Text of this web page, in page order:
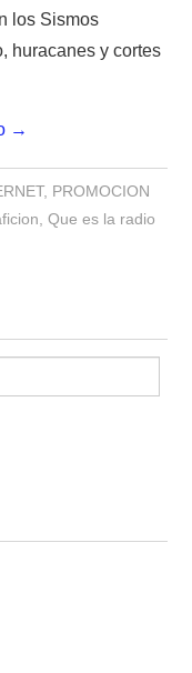
los Sismos
huracanes y cortes
→
, PROMOCION
, Que es la radio